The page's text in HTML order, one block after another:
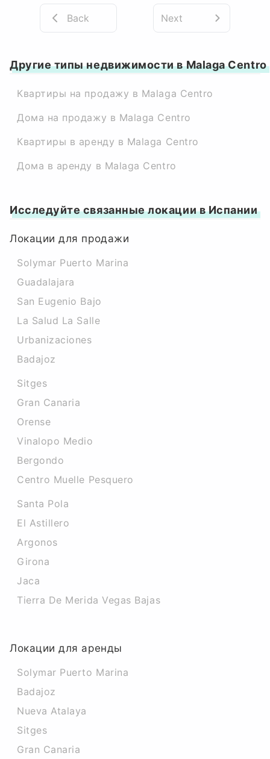
Back Next
Другие типы недвижимости в Malaga Centro
Квартиры на продажу в Malaga Centro
Дома на продажу в Malaga Centro
Квартиры в аренду в Malaga Centro
Дома в аренду в Malaga Centro
Исследуйте связанные локации в Испании
Локации для продажи
Solymar Puerto Marina
Guadalajara
San Eugenio Bajo
La Salud La Salle
Urbanizaciones
Badajoz
Sitges
Gran Canaria
Orense
Vinalopo Medio
Bergondo
Centro Muelle Pesquero
Santa Pola
El Astillero
Argonos
Girona
Jaca
Tierra De Merida Vegas Bajas
Локации для аренды
Solymar Puerto Marina
Badajoz
Nueva Atalaya
Sitges
Gran Canaria